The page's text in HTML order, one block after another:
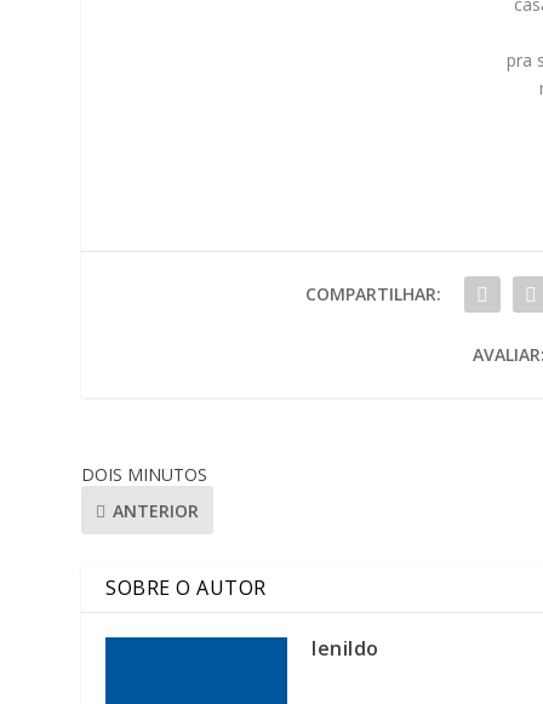
pra
COMPARTILHAR:
DOIS MINUTOS
ANTERIOR
SOBRE O AUTOR
lenildo